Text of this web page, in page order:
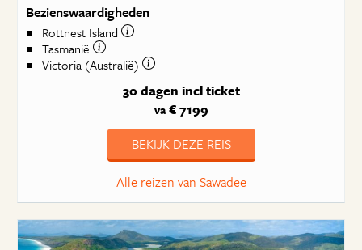
Bezienswaardigheden
Rottnest Island
Tasmanië
Victoria (Australië)
30 dagen incl ticket
va€ 7199
BEKIJK DEZE REIS
Alle reizen van Sawadee